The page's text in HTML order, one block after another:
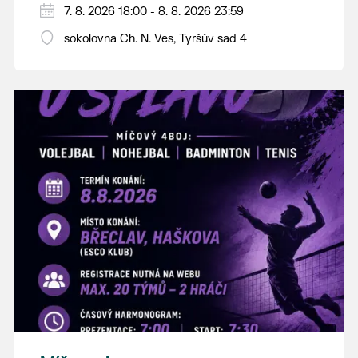
PÁTEK 7. srpna
18:00 - ruční stavění máje
14:00 - krojový průvod pro stárky od
hostince “U Buvola”
16:00 - odpolední zábava na sokolovně
21:00 - večerní zábava
K tanci a poslechu bude hrát DH
Lanžhotčané.
Těšíme se na Vás!
7. 8. 2026 18:00 - 8. 8. 2026 23:59
sokolovna Ch. N. Ves, Tyršův sad 4